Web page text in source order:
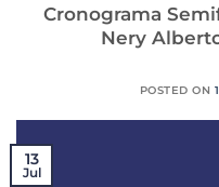
Cronograma
Nery
POSTED ON
13
Jul